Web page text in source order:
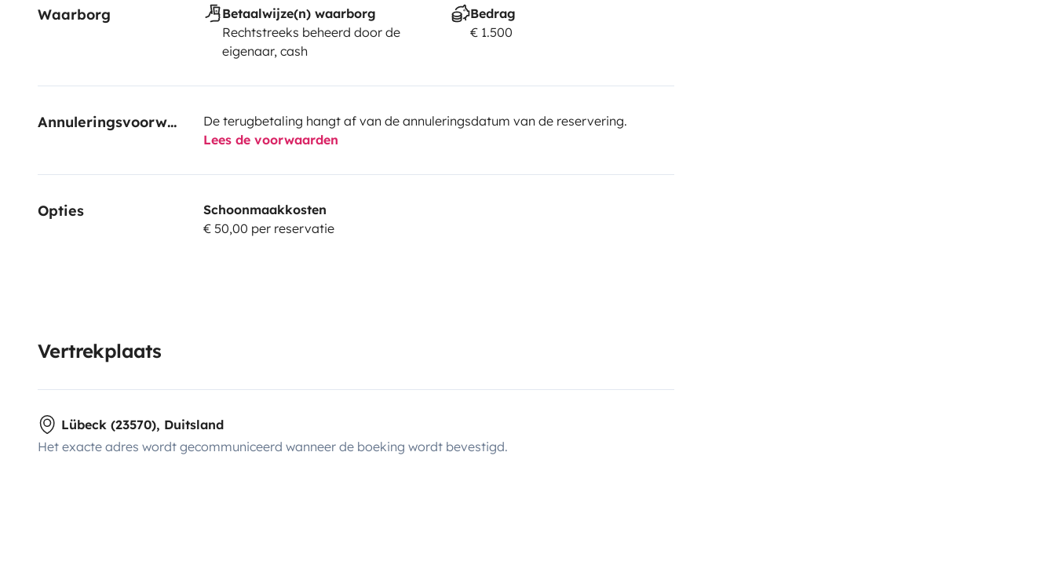
Waarborg
Betaalwijze(n) waarborg
Rechtstreeks beheerd door de
eigenaar, cash
Bedrag
€ 1.500
Annuleringsvoorwaarden
De terugbetaling hangt af van de annuleringsdatum van de reservering.
Lees de voorwaarden
Opties
Schoonmaakkosten
€ 50,00 per reservatie
Vertrekplaats
Lübeck (23570), Duitsland
Het exacte adres wordt gecommuniceerd wanneer de boeking wordt bevestigd.